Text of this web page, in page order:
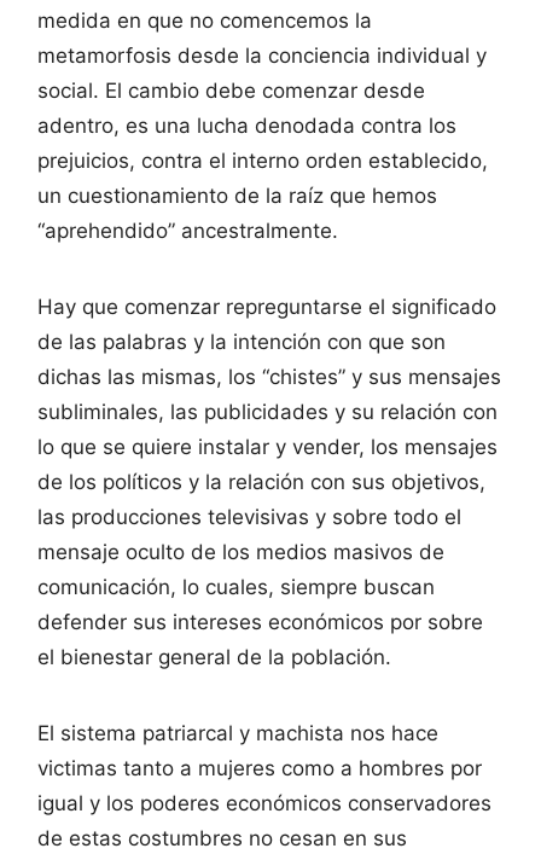
medida en que no comencemos la
metamorfosis desde la conciencia individual y
social. El cambio debe comenzar desde
adentro, es una lucha denodada contra los
prejuicios, contra el interno orden establecido,
un cuestionamiento de la raíz que hemos
“aprehendido” ancestralmente.
Hay que comenzar repreguntarse el significado
de las palabras y la intención con que son
dichas las mismas, los “chistes” y sus mensajes
subliminales, las publicidades y su relación con
lo que se quiere instalar y vender, los mensajes
de los políticos y la relación con sus objetivos,
las producciones televisivas y sobre todo el
mensaje oculto de los medios masivos de
comunicación, lo cuales, siempre buscan
defender sus intereses económicos por sobre
el bienestar general de la población.
El sistema patriarcal y machista nos hace
victimas tanto a mujeres como a hombres por
igual y los poderes económicos conservadores
de estas costumbres no cesan en sus